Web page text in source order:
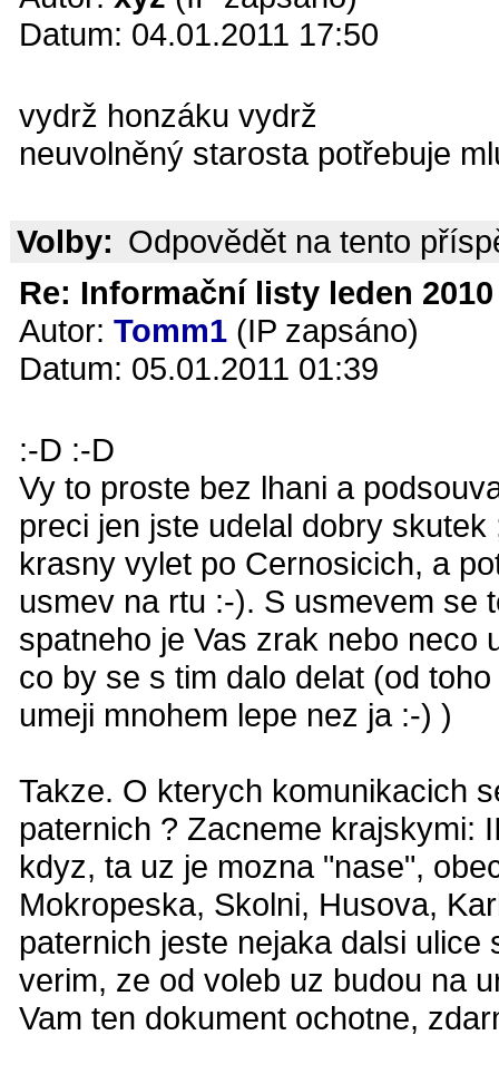
Datum: 04.01.2011 17:50
vydrž honzáku vydrž
neuvolněný starosta potřebuje
Volby: Odpovědět na tento
Re: Informační listy leden
Autor: Tomm1 (IP zapsáno)
Datum: 05.01.2011 01:39
:-D :-D
Vy to proste bez lhani a
preci jen jste udelal dobry
krasny vylet po Cernosicich, a
usmev na rtu :-). S usmevem se
spatneho je Vas zrak nebo neco
co by se s tim dalo delat (od
umeji mnohem lepe nez ja :-) )
Takze. O kterych komunikacich
paternich ? Zacneme krajskymi:
kdyz, ta uz je mozna "nase",
Mokropeska, Skolni, Husova,
paternich jeste nejaka dalsi
verim, ze od voleb uz budou na
Vam ten dokument ochotne,